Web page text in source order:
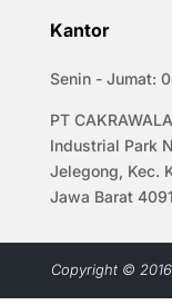
Kantor
Senin - Jumat:
PT
Industrial Park
Jelegong, Kec.
Jawa Barat
Copyright ©